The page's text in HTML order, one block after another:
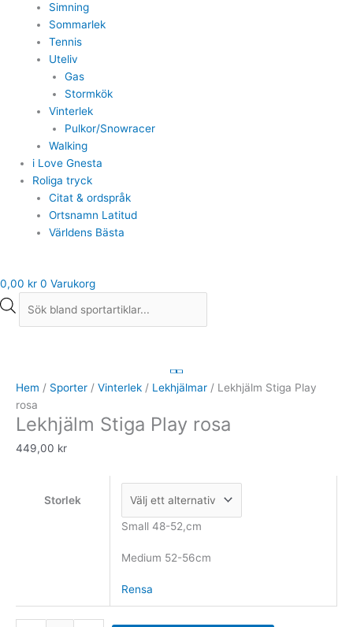
Simning
Sommarlek
Tennis
Uteliv
Gas
Stormkök
Vinterlek
Pulkor/Snowracer
Walking
i Love Gnesta
Roliga tryck
Citat & ordspråk
Ortsnamn Latitud
Världens Bästa
0,00 kr 0 Varukorg
Hem / Sporter / Vinterlek / Lekhjälmar / Lekhjälm Stiga Play
rosa
Lekhjälm Stiga Play rosa
449,00 kr
Storlek
Small 48-52,cm
Medium 52-56cm
Rensa
Play
rosa
mängd